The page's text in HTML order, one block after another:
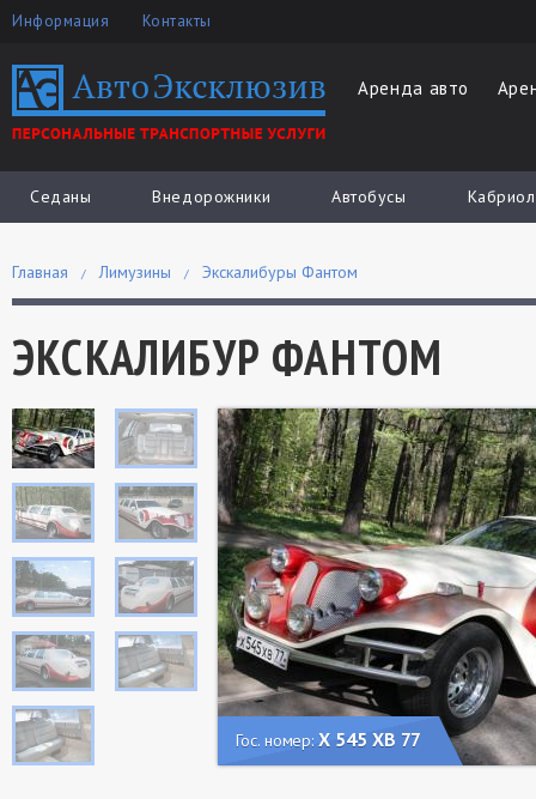
Информация Контакты
Аренда авто
Седаны Внедорожники Автобусы
Главная Лимузины Экскалибуры Фантом
ЭКСКАЛИБУР ФАНТОМ
Гос. номер:Х 545 ХВ 77